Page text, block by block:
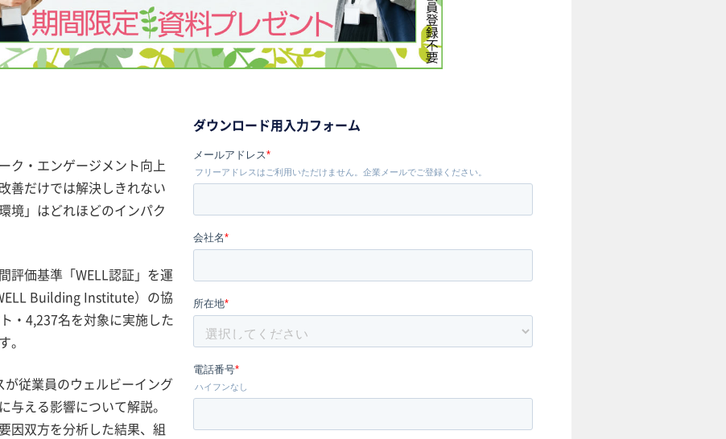
ク・エンゲージメント向上
善だけでは解決しきれない
境」はどれほどのインパク
評価基準「WELL認証」を運
Building Institute）の協
・4,237名を対象に実施した
。
従業員のウェルビーイング
与える影響について解説。
因双方を分析した結果、組
ダウンロード用入力フォーム